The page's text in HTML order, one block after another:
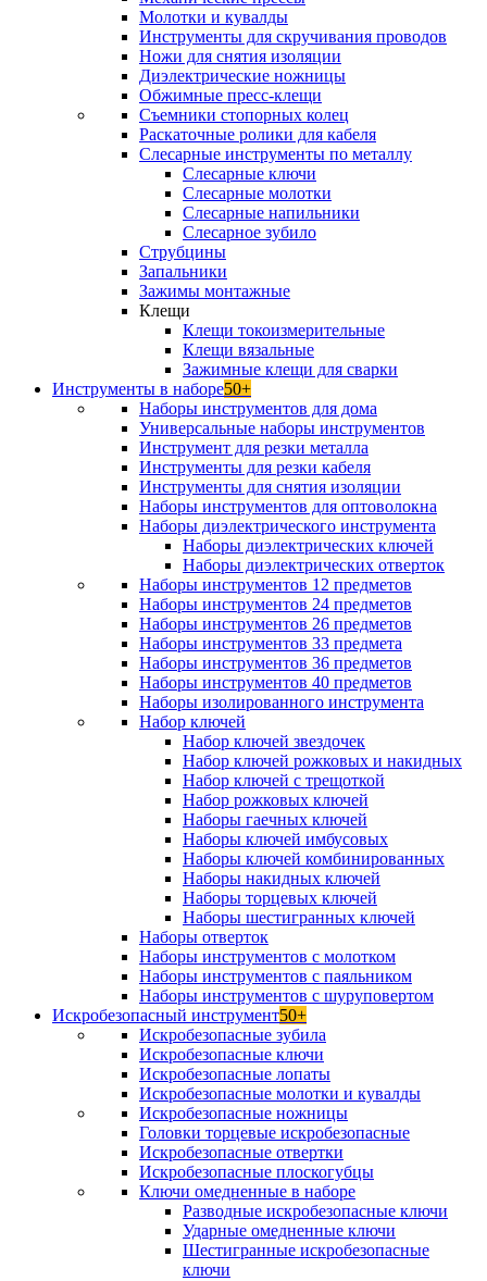
Молотки и кувалды
Инструменты для скручивания проводов
Ножи для снятия изоляции
Диэлектрические ножницы
Обжимные пресс-клещи
Съемники стопорных колец
Раскаточные ролики для кабеля
Слесарные инструменты по металлу
Слесарные ключи
Слесарные молотки
Слесарные напильники
Слесарное зубило
Струбцины
Запальники
Зажимы монтажные
Клещи
Клещи токоизмерительные
Клещи вязальные
Зажимные клещи для сварки
Инструменты в наборе50+
Наборы инструментов для дома
Универсальные наборы инструментов
Инструмент для резки металла
Инструменты для резки кабеля
Инструменты для снятия изоляции
Наборы инструментов для оптоволокна
Наборы диэлектрического инструмента
Наборы диэлектрических ключей
Наборы диэлектрических отверток
Наборы инструментов 12 предметов
Наборы инструментов 24 предметов
Наборы инструментов 26 предметов
Наборы инструментов 33 предмета
Наборы инструментов 36 предметов
Наборы инструментов 40 предметов
Наборы изолированного инструмента
Набор ключей
Набор ключей звездочек
Набор ключей рожковых и накидных
Набор ключей с трещоткой
Набор рожковых ключей
Наборы гаечных ключей
Наборы ключей имбусовых
Наборы ключей комбинированных
Наборы накидных ключей
Наборы торцевых ключей
Наборы шестигранных ключей
Наборы отверток
Наборы инструментов с молотком
Наборы инструментов с паяльником
Наборы инструментов с шуруповертом
Искробезопасный инструмент50+
Искробезопасные зубила
Искробезопасные ключи
Искробезопасные лопаты
Искробезопасные молотки и кувалды
Искробезопасные ножницы
Головки торцевые искробезопасные
Искробезопасные отвертки
Искробезопасные плоскогубцы
Ключи омедненные в наборе
Разводные искробезопасные ключи
Ударные омедненные ключи
Шестигранные искробезопасные
ключи